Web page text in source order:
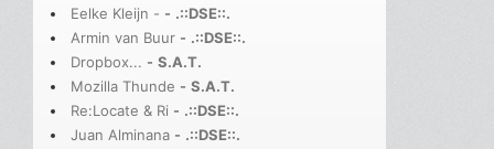
Eelke Kleijn - - .::DSE::.
Armin van Buur - .::DSE::.
Dropbox... - S.A.T.
Mozilla Thunde - S.A.T.
Re:Locate & Ri - .::DSE::.
Juan Alminana - .::DSE::.